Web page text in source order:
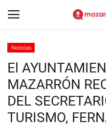
Inicio
Contacto
Noticias
El
MAZARRÓN
DEL
TURISMO,